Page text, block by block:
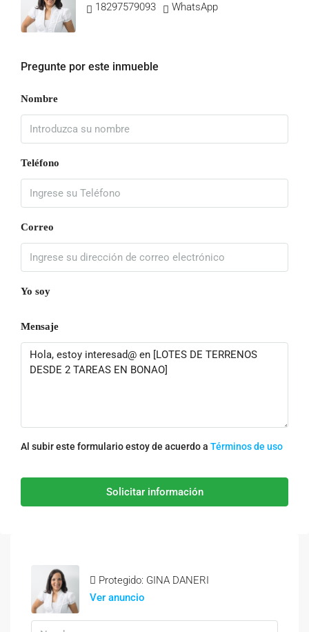
18297579093
WhatsApp
Pregunte por este inmueble
Nombre
Teléfono
Correo
Yo soy
Mensaje
Al subir este formulario estoy de acuerdo a Términos de uso
Solicitar información
Protegido: GINA DANERI
Ver anuncio